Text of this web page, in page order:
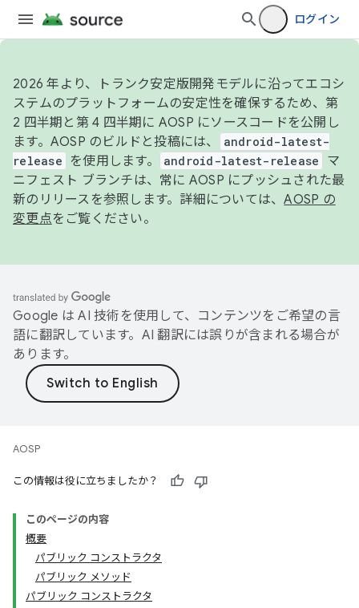
ログイン
2026 年より、トランク安定版開発モデルに沿ってエコシ
ステムのプラットフォームの安定性を確保するため、第
2 四半期と第 4 四半期に AOSP にソースコードを公開し
ます。AOSP のビルドと投稿には、
android-latest-
release
を使用します。 android-latest-release
マ
ニフェスト ブランチは、常に AOSP にプッシュされた最
新のリリースを参照します。詳細については、AOSP の
変更点をご覧ください。
Google は AI 技術を使用して、コンテンツをご希望の言
語に翻訳しています。AI 翻訳には誤りが含まれる場合が
あります。
AOSP
この情報は役に立ちましたか？
このページの内容
概要
パブリック コンストラクタ
パブリック メソッド
パブリック コンストラクタ